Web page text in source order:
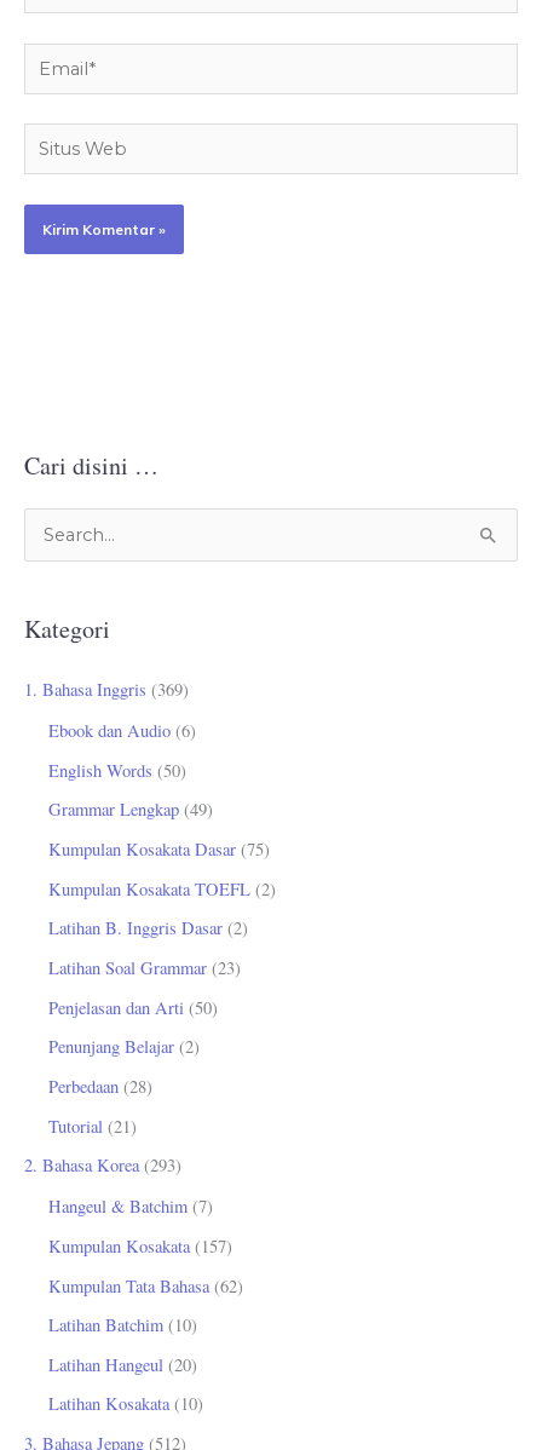
Email*
Situs
Web
Cari disini …
i
u
Kategori
1. Bahasa Inggris (369)
Ebook dan Audio (6)
English Words (50)
Grammar Lengkap (49)
Kumpulan Kosakata Dasar (75)
Kumpulan Kosakata TOEFL (2)
Latihan B. Inggris Dasar (2)
Latihan Soal Grammar (23)
Penjelasan dan Arti (50)
Penunjang Belajar (2)
Perbedaan (28)
Tutorial (21)
2. Bahasa Korea(293)
Hangeul & Batchim (7)
Kumpulan Kosakata(157)
Kumpulan Tata Bahasa (62)
Latihan Batchim (10)
Latihan Hangeul (20)
Latihan Kosakata(10)
3. Bahasa Jepang (512)